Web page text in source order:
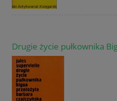
Drugie życie pułkownika